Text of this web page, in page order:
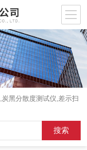
炭黑分散度测试仪 差示扫